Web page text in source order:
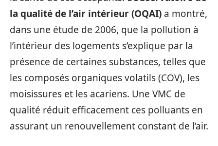
la qualité de l’air intérieur (OQAI) a montré,
dans une étude de 2006, que la pollution à
l’intérieur des logements s’explique par la
présence de certaines substances, telles que
les composés organiques volatils (COV), les
moisissures et les acariens. Une VMC de
qualité réduit efficacement ces polluants en
assurant un renouvellement constant de l’air.